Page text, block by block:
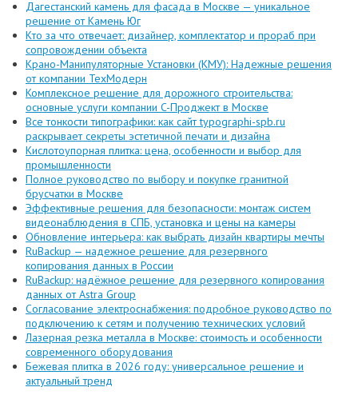
Дагестанский камень для фасада в Москве — уникальное
решение от Камень Юг
Кто за что отвечает: дизайнер, комплектатор и прораб при
сопровождении объекта
Крано-Манипуляторные Установки (КМУ): Надежные решения
от компании ТехМодерн
Комплексное решение для дорожного строительства:
основные услуги компании C-Проджект в Москве
Все тонкости типографики: как сайт typographi-spb.ru
раскрывает секреты эстетичной печати и дизайна
Кислотоупорная плитка: цена, особенности и выбор для
промышленности
Полное руководство по выбору и покупке гранитной
брусчатки в Москве
Эффективные решения для безопасности: монтаж систем
видеонаблюдения в СПБ, установка и цены на камеры
Обновление интерьера: как выбрать дизайн квартиры мечты
RuBackup — надежное решение для резервного
копирования данных в России
RuBackup: надёжное решение для резервного копирования
данных от Astra Group
Согласование электроснабжения: подробное руководство по
подключению к сетям и получению технических условий
Лазерная резка металла в Москве: стоимость и особенности
современного оборудования
Бежевая плитка в 2026 году: универсальное решение и
актуальный тренд